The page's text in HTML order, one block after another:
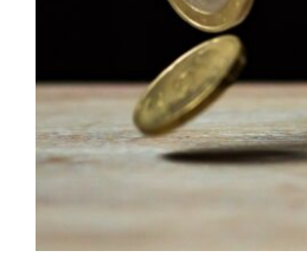
Preisstatistik – Heizöl zum
Preisstatistik
Ukraine